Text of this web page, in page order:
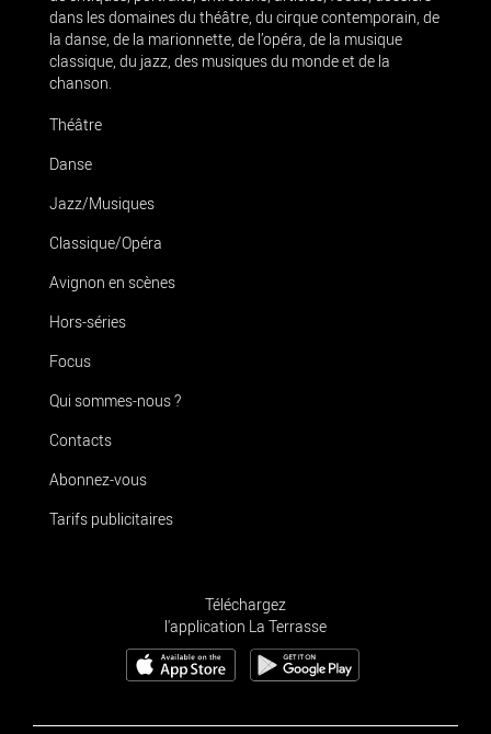
dans les domaines du théâtre, du cirque contemporain, de
la danse, de la marionnette, de l’opéra, de la musique
classique, du jazz, des musiques du monde et de la
chanson.
Théâtre
Danse
Jazz/Musiques
Classique/Opéra
Avignon en scènes
Hors-séries
Focus
Qui sommes-nous ?
Contacts
Abonnez-vous
Tarifs publicitaires
Téléchargez
l'application La Terrasse